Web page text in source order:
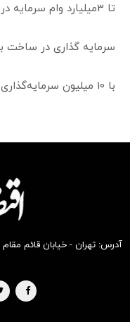
تا 3میلیارد وام سرمایه در گردش فروشندگان
سرمایه گذاری در ساخت با 10
با 10 میلیون سرمایه‌گذاری از سود ساخت بهره‌مند شو!
آدرس: تهران - خیابان قائم